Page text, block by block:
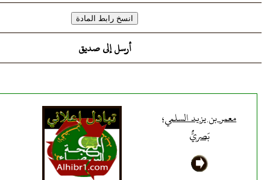
أرسل إلى صديق
معمر بن يزيد السلمي،
بَصريٌّ